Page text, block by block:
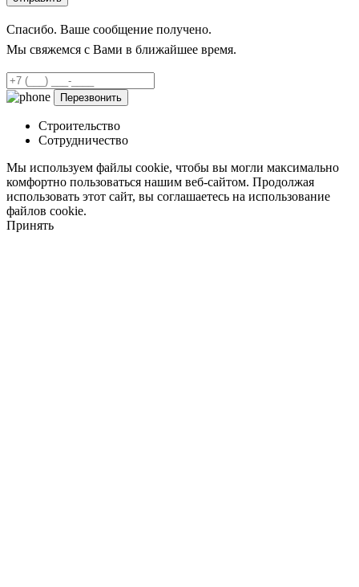
Спасибо. Ваше сообщение получено.
Мы свяжемся с Вами в ближайшее время.
Строительство
Сотрудничество
Мы используем файлы cookie, чтобы вы могли максимально
комфортно пользоваться нашим веб-сайтом. Продолжая
использовать этот сайт, вы соглашаетесь на использование
файлов cookie.
Принять